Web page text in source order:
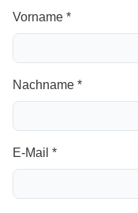
Vorname *
Nachname *
E-Mail *